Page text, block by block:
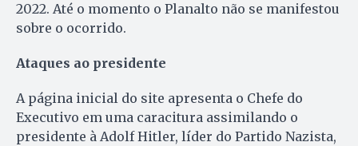
2022. Até o momento o Planalto não se manifestou
sobre o ocorrido.
Ataques ao presidente
A página inicial do site apresenta o Chefe do
Executivo em uma caracitura assimilando o
presidente à Adolf Hitler, líder do Partido Nazista,